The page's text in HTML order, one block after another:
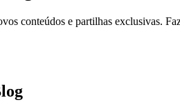
conteúdos e partilhas exclusivas.